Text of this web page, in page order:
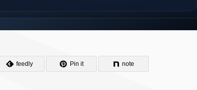
feedly Pin it note